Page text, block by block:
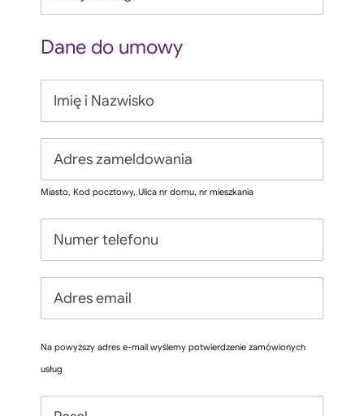
Dane do umowy
Miasto, Kod pocztowy, Ulica nr domu, nr mieszkania
Na powyższy adres e-mail wyślemy potwierdzenie zamówionych
usług